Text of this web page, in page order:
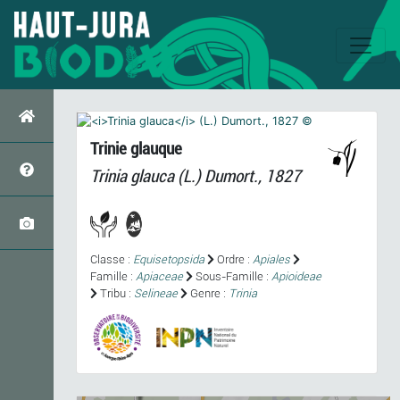
Trinie glauque
Trinia glauca(L.) Dumort., 1827
Classe : Equisetopsida Ordre : Apiales
Famille : Apiaceae Sous-Famille : Apioideae
Tribu : Selineae Genre : Trinia